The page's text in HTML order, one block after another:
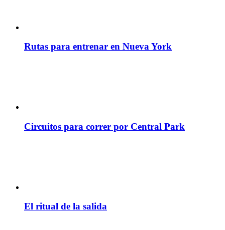
Rutas para entrenar en Nueva York
Circuitos para correr por Central Park
El ritual de la salida